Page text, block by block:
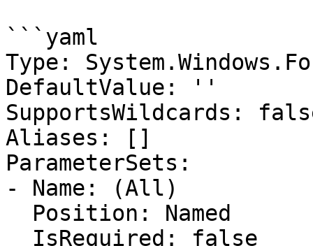
```yaml
Type:
DefaultValue: ''
SupportsWildcards:
Aliases: []
ParameterSets:
- Name: (All)